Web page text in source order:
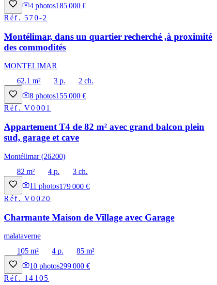
4 photos185 000 €
Réf. 570-2
Montélimar, dans un quartier recherché ,à proximité
des commodités
MONTELIMAR
62.1 m²
3 p.
2 ch.
8 photos155 000 €
Réf.V0001
Appartement T4 de 82 m² avec grand balcon plein
sud, garage et cave
Montélimar (26200)
82 m²
4 p.
3 ch.
11 photos179 000 €
Réf.V0020
Charmante Maison de Village avec Garage
malataverne
105 m²
4 p.
85 m²
10 photos299 000 €
Réf. 14105